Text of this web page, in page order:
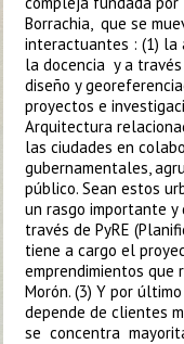
Borrachia, que se
interactuantes : (1) la
la docencia y a
diseño y
proyectos e
Arquitectura
las ciudades en
gubernamentales,
público. Sean estos
un rasgo importante
través de PyRE
tiene a cargo el
emprendimientos que
Morón. (3) Y por
depende de clientes
se concentra